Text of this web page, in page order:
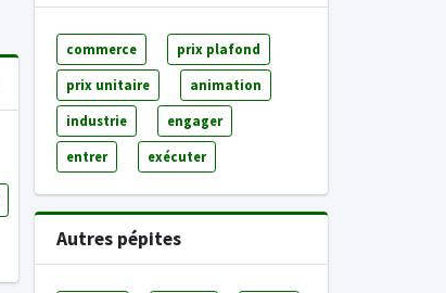
commerce prix plafond
prix unitaire animation
industrie engager
entrer exécuter
Autres pépites